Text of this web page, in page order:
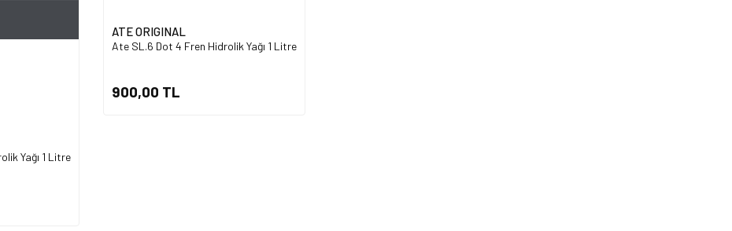
Yağı 1 Litre
ATE ORIGINAL
Ate SL.6 Dot 4 Fren Hidrolik Yağı 1 Litre
900,00 TL